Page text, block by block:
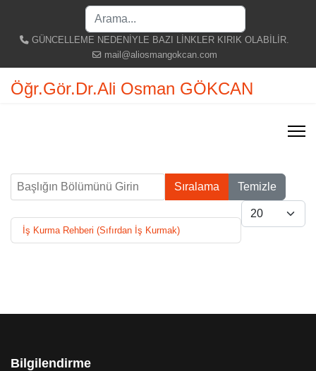
GÜNCELLEME NEDENİYLE BAZI LİNKLER KIRIK OLABİLİR.
mail@aliosmangokcan.com
Öğr.Gör.Dr.Ali Osman GÖKCAN
Başlığın Bölümünü Girin
Sıralama Temizle
Göster #
İş Kurma Rehberi (Sıfırdan İş Kurmak)
Bilgilendirme